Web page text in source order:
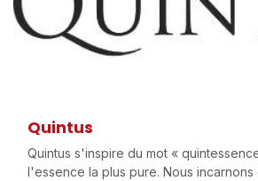
Quintus
Quintus s'inspire du mot «
l'essence la plus pure. Nous